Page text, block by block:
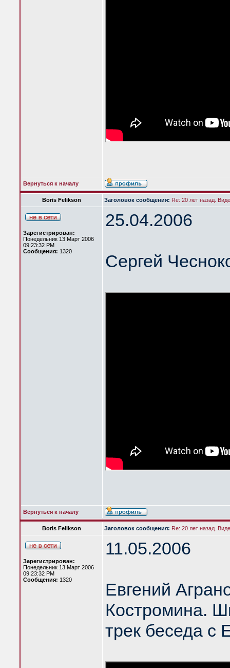
Вернуться к началу
Boris Felikson Заголовок сообщения: Re: 20 лет назад.
Зарегистрирован:
Понедельник 13 Март 2006
09:23:32 PM
Сообщения: 1320
25.04.2006
Сергей
Вернуться к началу
Boris Felikson Заголовок сообщения: Re: 20 лет назад.
Зарегистрирован:
Понедельник 13 Март 2006
09:23:32 PM
Сообщения: 1320
11.05.2006
Евгений
Костромина.
трек беседа с